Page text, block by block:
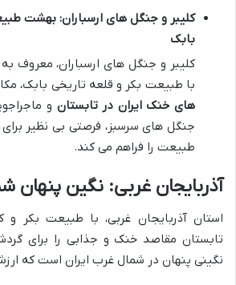
کلیبر و جنگل های ارسباران: بهشت
بابک
کلیبر و جنگل های ارسباران، معروف
با طبیعت بکر و قلعه تاریخی بابک،
های خنک ایران در تابستان و
جنگل های سرسبز، فرصتی بی نظیر
طبیعت را فراهم می کند.
آذربایجان غربی: نگین پنهان
استان آذربایجان غربی، با طبیعت بکر و
تابستان مقاصد خنک و جذابی را برای
نگینی پنهان در شمال غرب ایران است که